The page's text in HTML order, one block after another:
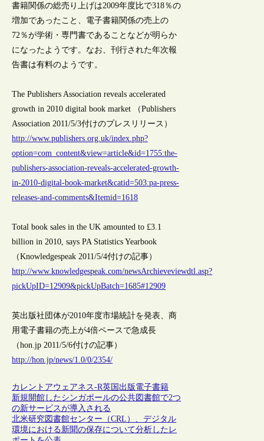
書籍関係の総売り上げは2009年度比で318％の
増加であったこと、電子書籍関係の売上の
72％が学術・専門書であることなどが明らか
になったようです。なお、刊行された年次報
告書は有料のようです。
The Publishers Association reveals accelerated
growth in 2010 digital book market （Publishers
Association 2011/5/3付けのプレスリリース）
http://www.publishers.org.uk/index.php?
option=com_content&view=article&id=1755:the-
publishers-association-reveals-accelerated-growth-
in-2010-digital-book-market&catid=503:pa-press-
releases-and-comments&Itemid=1618
Total book sales in the UK amounted to £3.1
billion in 2010, says PA Statistics Yearbook
（Knowledgespeak 2011/5/4付けの記事）
http://www.knowledgespeak.com/newsArchieveviewdtl.asp?
pickUpID=12909&pickUpBatch=1685#12909
英出版社団体が2010年度市場統計を発表、商
用電子書籍の売上が4倍ペースで急成長
（hon.jp 2011/5/6付けの記事）
http://hon.jp/news/1.0/0/2354/
カレントアウェアネス-R英国出版 電子書籍
新規開館したシンガポールの公共図書館で2つ
の新サービスが導入される
北米研究図書館センター（CRL）、デジタル
環境における新聞の保存について分析したレ